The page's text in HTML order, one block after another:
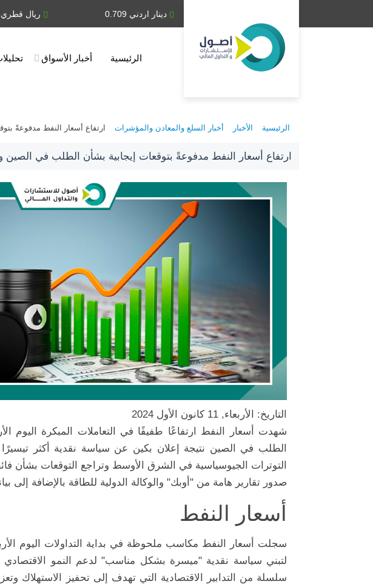
دينار اردني 0.709 ريال قطري 3.641
الرئيسية أخبار الأسواق
الرئيسية الأخبار أخبار السلع والمعادن والمؤشرات ارتفاع أسعار النفط مدفوعةً
ارتفاع أسعار النفط مدفوعةً بتوقعات إيجابية بشأن الطلب في الصين
التاريخ: الأربعاء, 11 كانون الأول 2024
شهدت أسعار النفط ارتفاعًا طفيفًا في التعاملات المبكرة اليوم
الطلب في الصين نتيجة إعلان بكين عن سياسة نقدية أكثر تيسيرًا
التوترات الجيوسياسية في الشرق الأوسط وتراجع التوقعات بشأن
صدور تقارير هامة من "أوبك" والوكالة الدولية للطاقة بالإضافة إلى
أسعار النفط
سجلت أسعار النفط مكاسب ملحوظة في بداية التداولات اليوم
سلسلة من التدابير الاقتصادية التي تهدف إلى تحفيز الاستهلاك